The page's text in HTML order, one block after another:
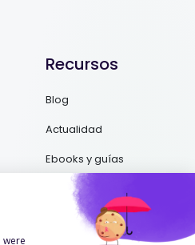
Recursos
Blog
Actualidad
Ebooks y guías
Podcasts
Success Stories